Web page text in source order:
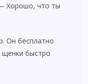
Хорошо, что ты
Он бесплатно
щенки быстро